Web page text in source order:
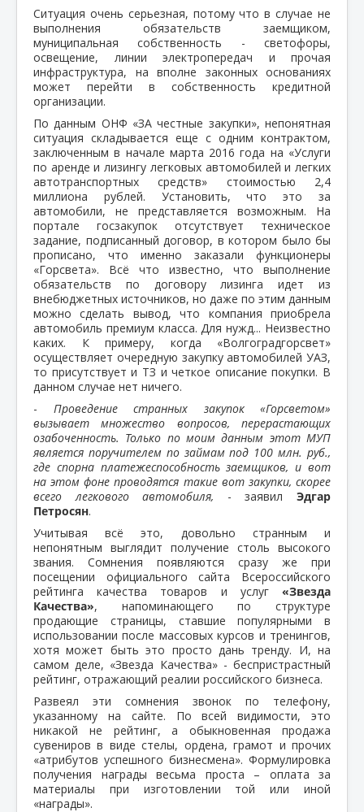
Ситуация очень серьезная, потому что в случае не
выполнения обязательств заемщиком,
муниципальная собственность - светофоры,
освещение, линии электропередач и прочая
инфраструктура, на вполне законных основаниях
может перейти в собственность кредитной
организации.
По данным ОНФ «ЗА честные закупки», непонятная
ситуация складывается еще с одним контрактом,
заключенным в начале марта 2016 года на «Услуги
по аренде и лизингу легковых автомобилей и легких
автотранспортных средств» стоимостью 2,4
миллиона рублей. Установить, что это за
автомобили, не представляется возможным. На
портале госзакупок отсутствует техническое
задание, подписанный договор, в котором было бы
прописано, что именно заказали функционеры
«Горсвета». Всё что известно, что выполнение
обязательств по договору лизинга идет из
внебюджетных источников, но даже по этим данным
можно сделать вывод, что компания приобрела
автомобиль премиум класса. Для нужд... Неизвестно
каких. К примеру, когда «Волгоградгорсвет»
осуществляет очередную закупку автомобилей УАЗ,
то присутствует и ТЗ и четкое описание покупки. В
данном случае нет ничего.
- Проведение странных закупок «Горсветом»
вызывает множество вопросов, перерастающих
озабоченность. Только по моим данным этот МУП
является поручителем по займам под 100 млн. руб.,
где спорна платежеспособность заемщиков, и вот
на этом фоне проводятся такие вот закупки, скорее
всего легкового автомобиля, - заявилЭдгар
Петросян.
Учитывая всё это, довольно странным и
непонятным выглядит получение столь высокого
звания. Сомнения появляются сразу же при
посещении официального сайта Всероссийского
рейтинга качества товаров и услуг «Звезда
Качества», напоминающего по структуре
продающие страницы, ставшие популярными в
использовании после массовых курсов и тренингов,
хотя может быть это просто дань тренду. И, на
самом деле, «Звезда Качества» - беспристрастный
рейтинг, отражающий реалии российского бизнеса.
Развеял эти сомнения звонок по телефону,
указанному на сайте. По всей видимости, это
никакой не рейтинг, а обыкновенная продажа
сувениров в виде стелы, ордена, грамот и прочих
«атрибутов успешного бизнесмена». Формулировка
получения награды весьма проста – оплата за
материалы при изготовлении той или иной
«награды».